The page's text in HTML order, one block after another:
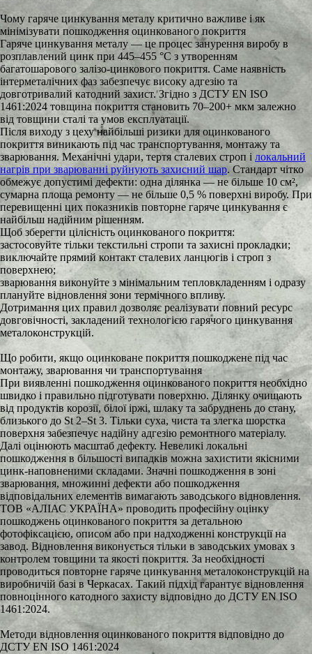
Чому гаряче цинкування металу критично важливе і як
мінімізувати пошкодження оцинкованого покриття
Гаряче цинкування металу — це процес занурення виробу в
розплавлений цинк при 445–455 °C з утворенням
багатошарового залізо-цинкового покриття. Саме наявність
інтерметалічних фаз забезпечує високу адгезію та
довготривалий катодний захист. Згідно з ДСТУ EN ISO
1461:2024 товщина покриття становить 70–200+ мкм залежно
від товщини сталі та умов експлуатації.
Після виходу з цеху найбільші ризики для оцинкованого
покриття виникають під час транспортування, монтажу та
зварювання. Механічні удари, тертя сталевих строп і локальний
нагрів при зварюванні руйнують захисний шар. Стандарт чітко
обмежує допустимі дефекти: одна ділянка — не більше 10 см²,
сумарна площа ремонту — не більше 0,5 % поверхні виробу. При
перевищенні цих показників повторне гаряче цинкування є
найбільш надійним рішенням.
Щоб зберегти цілісність оцинкованого покриття:
застосовуйте тільки текстильні стропи та захисні прокладки;
виключайте прямий контакт сталевих ланцюгів і строп з
поверхнею;
зварювання виконуйте з мінімальним тепловкладенням і одразу
плануйте відновлення зони термічного впливу.
Дотримання цих правил дозволяє реалізувати повний ресурс
довговічності, закладений технологією гарячого цинкування
металоконструкцій.
Що робити, якщо оцинковане покриття пошкоджене під час
монтажу, зварювання чи транспортування
При виявленні пошкодження оцинкованого покриття необхідно
швидко і правильно підготувати поверхню. Ділянку очищають
від продуктів корозії, білої іржі, шлаку та забруднень до стану,
близького до St 2–St 3. Тільки суха, чиста та злегка шорстка
поверхня забезпечує надійну адгезію ремонтного матеріалу.
Далі оцінюють масштаб дефекту. Невеликі локальні
пошкодження в більшості випадків можна захистити якісними
цинк-наповненими складами. Значні пошкодження в зоні
зварювання, множинні дефекти або пошкодження
відповідальних елементів вимагають заводського відновлення.
ТОВ «АЛІАС УКРАЇНА» проводить професійну оцінку
пошкоджень оцинкованого покриття за детальною
фотофіксацією, описом або при надходженні конструкції на
завод. Відновлення виконується тільки в заводських умовах з
контролем товщини та якості покриття. За необхідності
проводиться повторне гаряче цинкування металоконструкцій на
виробничій базі в Черкасах. Такий підхід гарантує відновлення
повноцінного катодного захисту відповідно до ДСТУ EN ISO
1461:2024.
Методи відновлення оцинкованого покриття відповідно до
ДСТУ EN ISO 1461:2024